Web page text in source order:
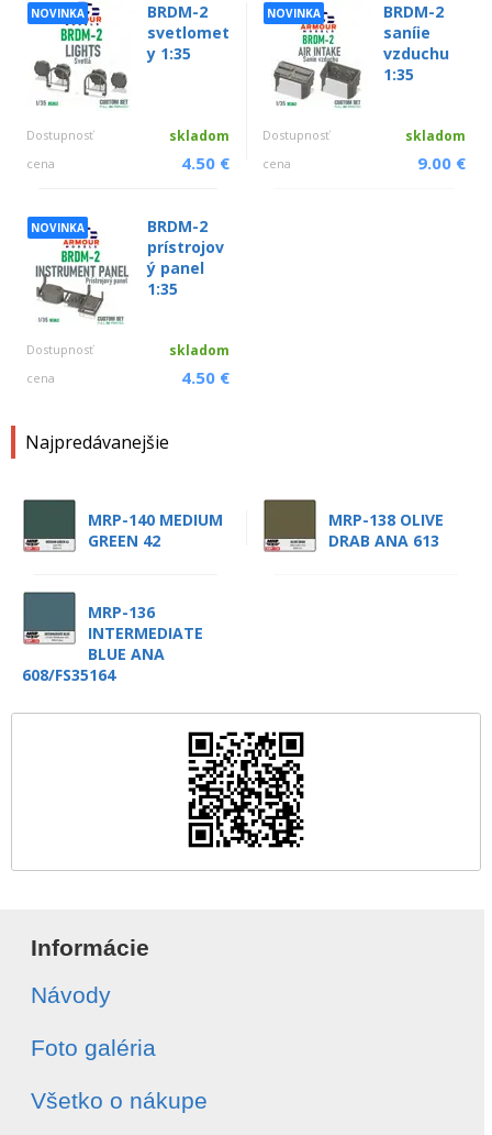
NOVINKA
BRDM-2
svetlomet
y 1:35
Dostupnosť skladom
cena 4.50 €
NOVINKA
BRDM-2
saníie
vzduchu
1:35
Dostupnosť skladom
cena 9.00 €
NOVINKA
BRDM-2
prístrojov
ý panel
1:35
Dostupnosť skladom
cena 4.50 €
Najpredávanejšie
MRP-140 MEDIUM
GREEN 42
MRP-138 OLIVE
DRAB ANA 613
MRP-136
INTERMEDIATE
BLUE ANA
608/FS35164
Informácie
Návody
Foto galéria
Všetko o nákupe